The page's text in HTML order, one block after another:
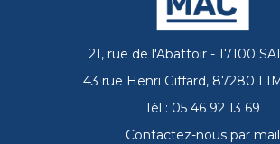
21, rue de l'Abattoir - 17100
43 rue Henri Giffard, 87280
Tél : 05 46 92 13 69
Contactez-nous par mail